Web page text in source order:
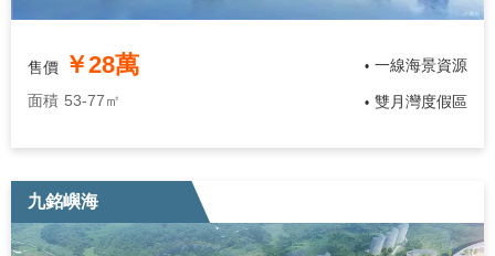
售價 ￥28萬
面積 53-77㎡
• 一線海景資源
• 雙月灣度假區
九銘嶼海